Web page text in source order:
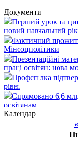
Документи
Перший урок та
новий навчальний рік
Фактичний
Мінсоцполітики
Презентаційні
праці освітян: нова
Профспілка
рівні
Спрямовано 6,6
освітянам
Календар
«